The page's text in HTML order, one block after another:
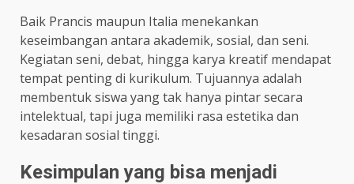
Baik Prancis maupun Italia menekankan
keseimbangan antara akademik, sosial, dan seni.
Kegiatan seni, debat, hingga karya kreatif mendapat
tempat penting di kurikulum. Tujuannya adalah
membentuk siswa yang tak hanya pintar secara
intelektual, tapi juga memiliki rasa estetika dan
kesadaran sosial tinggi.
Kesimpulan yang bisa menjadi